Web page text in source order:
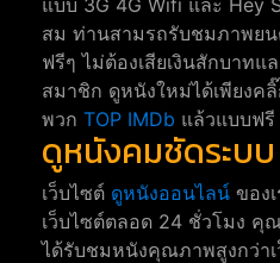
สม ท่านสามรถรับชมภาพย
ฟรีๆ ไม่ต้องเสียเงินสักบาทแ
สมาชิก ดูหนังใหม่ได้เพียงค
พวก TOP IMDb แล้วแบบฟรี
ดูหนังคมชัดระบ
เว็บไซต์ ดูหนังออนไลน์ ของ
เว็บไซต์ตลอด 24 ชั่วโมง คุ
ได้รับชมหนังคุณภาพสูงกว่า